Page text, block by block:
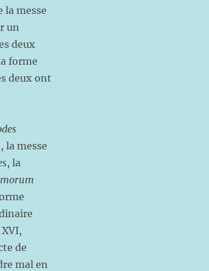
la messe
un
deux
forme
deux ont
la messe
, la
de
mal en